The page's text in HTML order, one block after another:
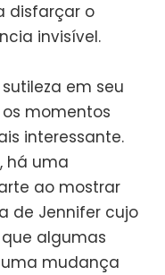
disfarçar o
invisível.
em seu
momentos
interessante.
há uma
ao mostrar
de Jennifer cujo
algumas
mudança